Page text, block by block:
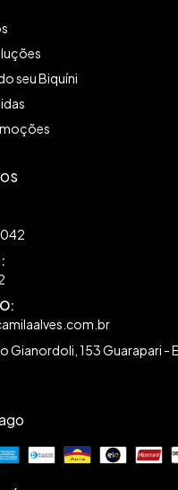
seu Biquíni
Gianordoli, 153 Guarapari -